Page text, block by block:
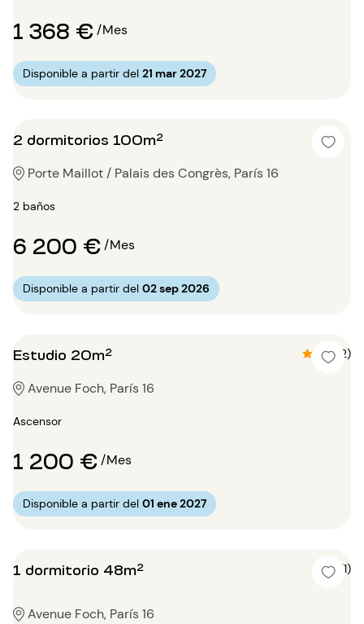
1 368 €/Mes
Disponible a partir del 21 mar 2027
2 dormitorios 100m²
Porte Maillot / Palais des Congrès, París 16
2 baños
6 200 €/Mes
Disponible a partir del 02 sep 2026
Estudio 20m² 4.5 (2)
Avenue Foch, París 16
Ascensor
1 200 €/Mes
Disponible a partir del 01 ene 2027
1 dormitorio 48m² 5 (1)
Avenue Foch, París 16